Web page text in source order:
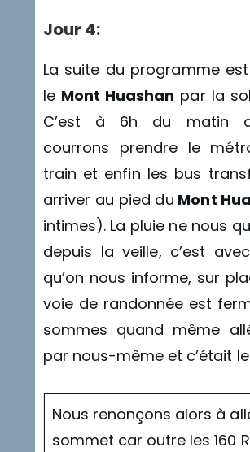
Jour 4:
La suite du programme
le Mont Huashan par la
C’est à 6h du matin
courrons prendre le
train et enfin les bus
arriver au pied du Mont Hua
intimes). La pluie ne nous
depuis la veille, c’est
qu’on nous informe, sur
voie de randonnée est
sommes quand même
par nous-même et c’était
Nous renonçons alors à
sommet car outre les 160